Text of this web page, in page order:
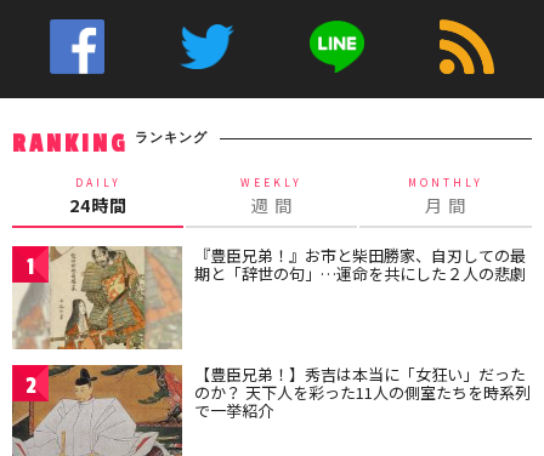
RANKING ランキング
DAILY
24時間
WEEKLY
週 間
MONTHLY
月 間
1 『豊臣兄弟！』お市と柴田勝家、自刃しての最
期と「辞世の句」…運命を共にした２人の悲劇
2 【豊臣兄弟！】秀吉は本当に「女狂い」だった
のか？ 天下人を彩った11人の側室たちを時系列
で一挙紹介